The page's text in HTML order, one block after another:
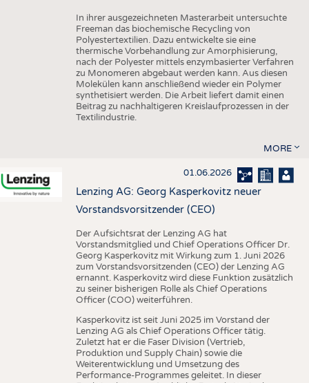
In ihrer ausgezeichneten Masterarbeit untersuchte
Freeman das biochemische Recycling von
Polyestertextilien. Dazu entwickelte sie eine
thermische Vorbehandlung zur Amorphisierung,
nach der Polyester mittels enzymbasierter Verfahren
zu Monomeren abgebaut werden kann. Aus diesen
Molekülen kann anschließend wieder ein Polymer
synthetisiert werden. Die Arbeit liefert damit einen
Beitrag zu nachhaltigeren Kreislaufprozessen in der
Textilindustrie.
MORE
01.06.2026
Lenzing AG: Georg Kasperkovitz neuer
Vorstandsvorsitzender (CEO)
Der Aufsichtsrat der Lenzing AG hat
Vorstandsmitglied und Chief Operations Officer Dr.
Georg Kasperkovitz mit Wirkung zum 1. Juni 2026
zum Vorstandsvorsitzenden (CEO) der Lenzing AG
ernannt. Kasperkovitz wird diese Funktion zusätzlich
zu seiner bisherigen Rolle als Chief Operations
Officer (COO) weiterführen.
Kasperkovitz ist seit Juni 2025 im Vorstand der
Lenzing AG als Chief Operations Officer tätig.
Zuletzt hat er die Faser Division (Vertrieb,
Produktion und Supply Chain) sowie die
Weiterentwicklung und Umsetzung des
Performance-Programmes geleitet. In dieser